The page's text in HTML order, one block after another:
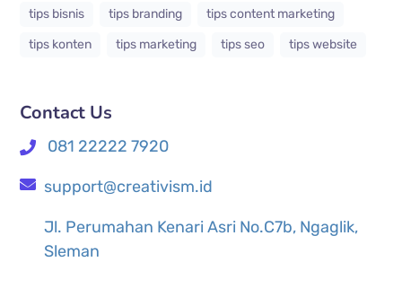
tips bisnis
tips branding
tips content marketing
tips konten
tips marketing tips seo tips website
Contact Us
081 22222 7920
support@creativism.id
Jl. Perumahan Kenari Asri No.C7b, Ngaglik,
Sleman